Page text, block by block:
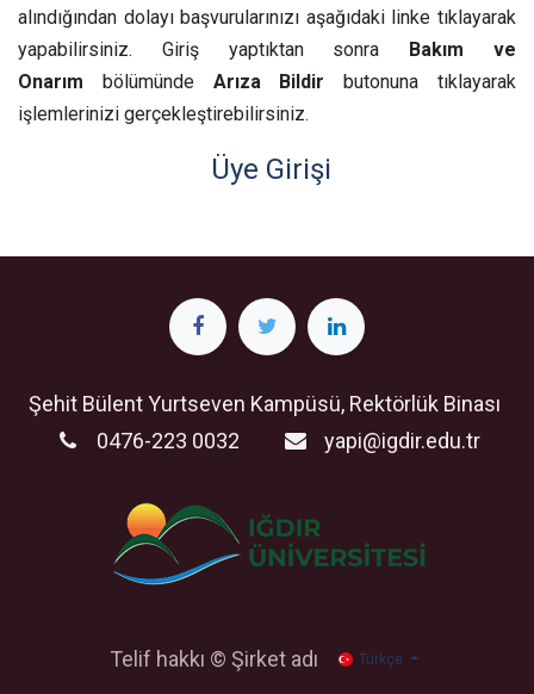
alındığından dolayı başvurularınızı aşağıdaki linke tıklayarak
yapabilirsiniz. Giriş yaptıktan sonra Bakım ve
Onarım bölümünde Arıza Bildirbutonuna tıklayarak
işlemlerinizi gerçekleştirebilirsiniz.
Üye Girişi
Şehit Bülent Yurtseven Kampüsü, Rektörlük Binası
0476-223 0032
yapi@igdir.edu.tr
Telif hakkı © Şirket adı Türkçe